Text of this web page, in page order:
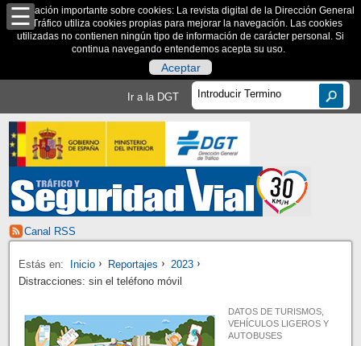
Información importante sobre cookies: La revista digital de la Dirección General
de Tráfico utiliza cookies propias para mejorar la navegación. Las cookies
utilizadas no contienen ningún tipo de información de carácter personal. Si
continua navegando entendemos acepta su uso.
Aceptar
Ir a la DGT
Canal RSS
Estás en: Inicio Reportajes
2023
Distracciones: sin el teléfono móvil
DATOS DE TURISMOS,
VEHÍCULOS LIGEROS Y
AUTOBUSES